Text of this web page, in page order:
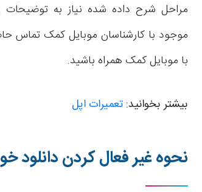
مراحل شرح داده شده نیاز به توضیحات
موجود با کارشناسان موبایل کمک تماس
با موبایل کمک همراه باشید.
بیشتر بخوانید:تعمیرات اپل
نحوه غیر فعال کردن دانلود